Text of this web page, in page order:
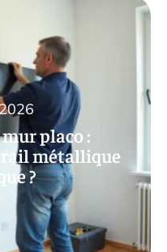
placo :
métallique
?